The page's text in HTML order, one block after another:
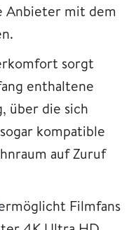
Anbieter mit dem
sorgt
enthaltene
über die sich
kompatible
auf Zuruf
Filmfans